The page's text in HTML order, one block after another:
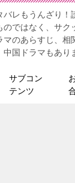
レもうんざり！
ではなく、サク
のあらすじ、相
国ドラマもあり
サブコン
テンツ